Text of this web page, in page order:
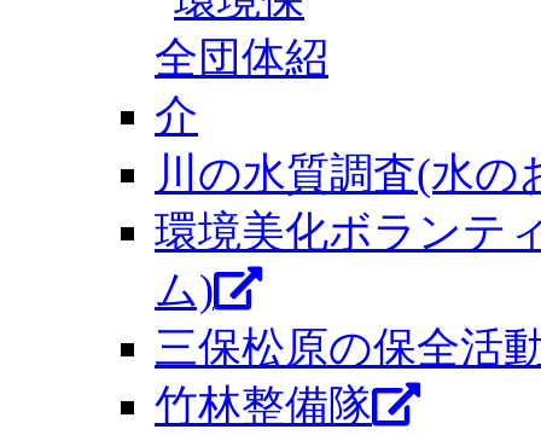
川の水質調査(水の
環境美化ボランテ
ム)
三保松原の保全活
竹林整備隊